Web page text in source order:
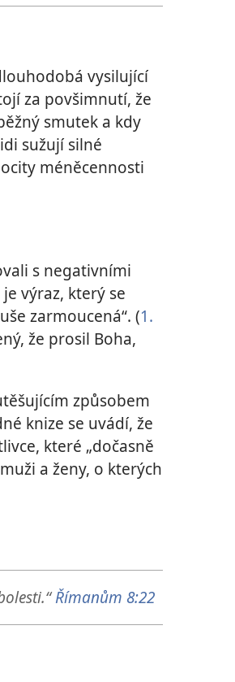
vysilující
za povšimnutí, že
smutek a kdy
sužují silné
méněcennosti
s negativními
výraz, který se
zarmoucená“. (1.
že prosil Boha,
způsobem
knize se uvádí, že
které „dočasně
a ženy, o kterých
Římanům 8:22